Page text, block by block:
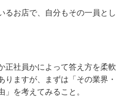
るお店で、自分もその一員とし
正社員かによって答え方を柔軟
りますが、まずは「その業界・
」を考えてみること。